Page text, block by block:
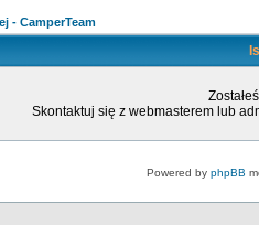
- CamperTeam
Skontaktuj się z webmasterem lub
Powered by phpBB